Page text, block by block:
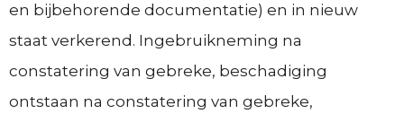
en bijbehorende documentatie) en in nieuw
staat verkerend. Ingebruikneming na
constatering van gebreke, beschadiging
ontstaan na constatering van gebreke,